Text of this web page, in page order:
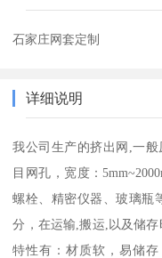
石家庄网套定制
详细说明
我公司生产的挤出网,一般
目网孔，宽度：
螺栓、精密仪器、玻璃瓶
分，在运输,搬运,以及储
特性有：材质软，易储